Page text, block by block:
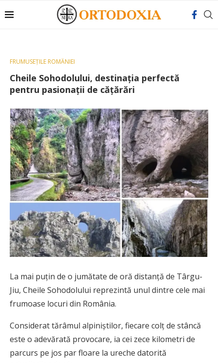
FRUMUSEȚILE ROMÂNIEI
Cheile Sohodolului, destinația perfectă
pentru pasionații de cățărări
La mai puţin de o jumătate de oră distanţă de Târgu-
Jiu, Cheile Sohodolului reprezintă unul dintre cele mai
frumoase locuri din România.
Considerat tărâmul alpiniștilor, fiecare colț de stâncă
este o adevărată provocare, ia cei zece kilometri de
parcurs pe jos par floare la ureche datorită